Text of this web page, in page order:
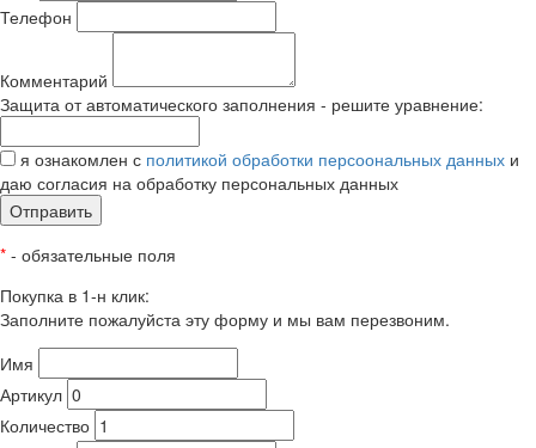
Телефон
Комментарий
Защита от автоматического заполнения - решите уравнение:
я ознакомлен с политикой обработки персоональных данных и
даю согласия на обработку персональных данных
Отправить
* - обязательные поля
Покупка в 1-н клик:
Заполните пожалуйста эту форму и мы вам перезвоним.
Имя
Артикул
Количество